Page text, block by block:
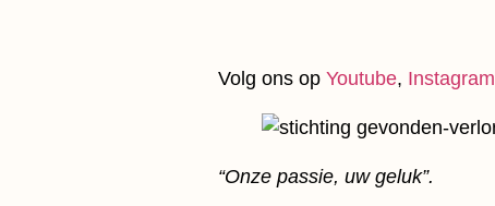
Volg ons op Youtube, Instagram
“Onze passie, uw geluk”.